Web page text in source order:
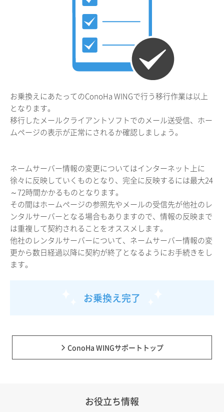
お乗換えにあたってのConoHa WINGで行う移行作業は以上
となります。
移行したメールクライアントソフトでのメール送受信、ホー
ムページの表示が正常にされるか確認しましょう。
ネームサーバー情報の変更についてはインターネット上に
徐々に反映していくものとなり、完全に反映するには最大24
～72時間かかるものとなります。
その間はホームページの参照先やメールの受信先が他社のレ
ンタルサーバーとなる場合もありますので、情報の反映まで
は重複して契約されることをオススメします。
他社のレンタルサーバーについて、ネームサーバー情報の変
更から数日経過以降に契約が終了となるようにお手続きをし
ます。
お乗換え完了
ConoHa WINGサポートトップ
お役立ち情報